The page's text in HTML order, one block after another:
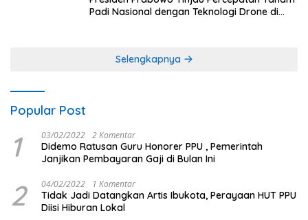
Padi Nasional dengan Teknologi Drone di
Selengkapnya
Popular Post
1 03/02/2022 2 Komentar
Didemo Ratusan Guru Honorer PPU , Pemerintah
Janjikan Pembayaran Gaji di Bulan Ini
2 04/02/2022 1 Komentar
Tidak Jadi Datangkan Artis Ibukota, Perayaan HUT PPU
Diisi Hiburan Lokal